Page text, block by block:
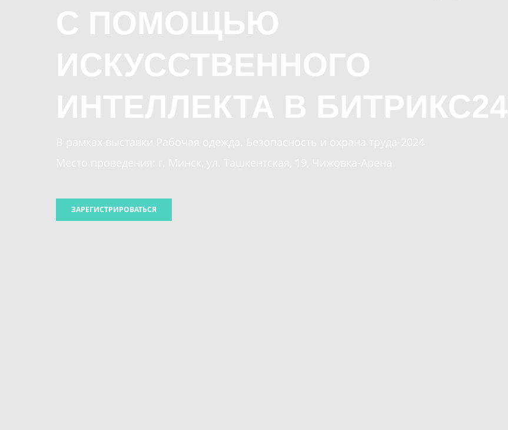
С ПОМОЩЬЮ
ИСКУССТВЕННОГО
ИНТЕЛЛЕКТА В БИТРИКС24
ЗАРЕГИСТРИРОВАТЬСЯ